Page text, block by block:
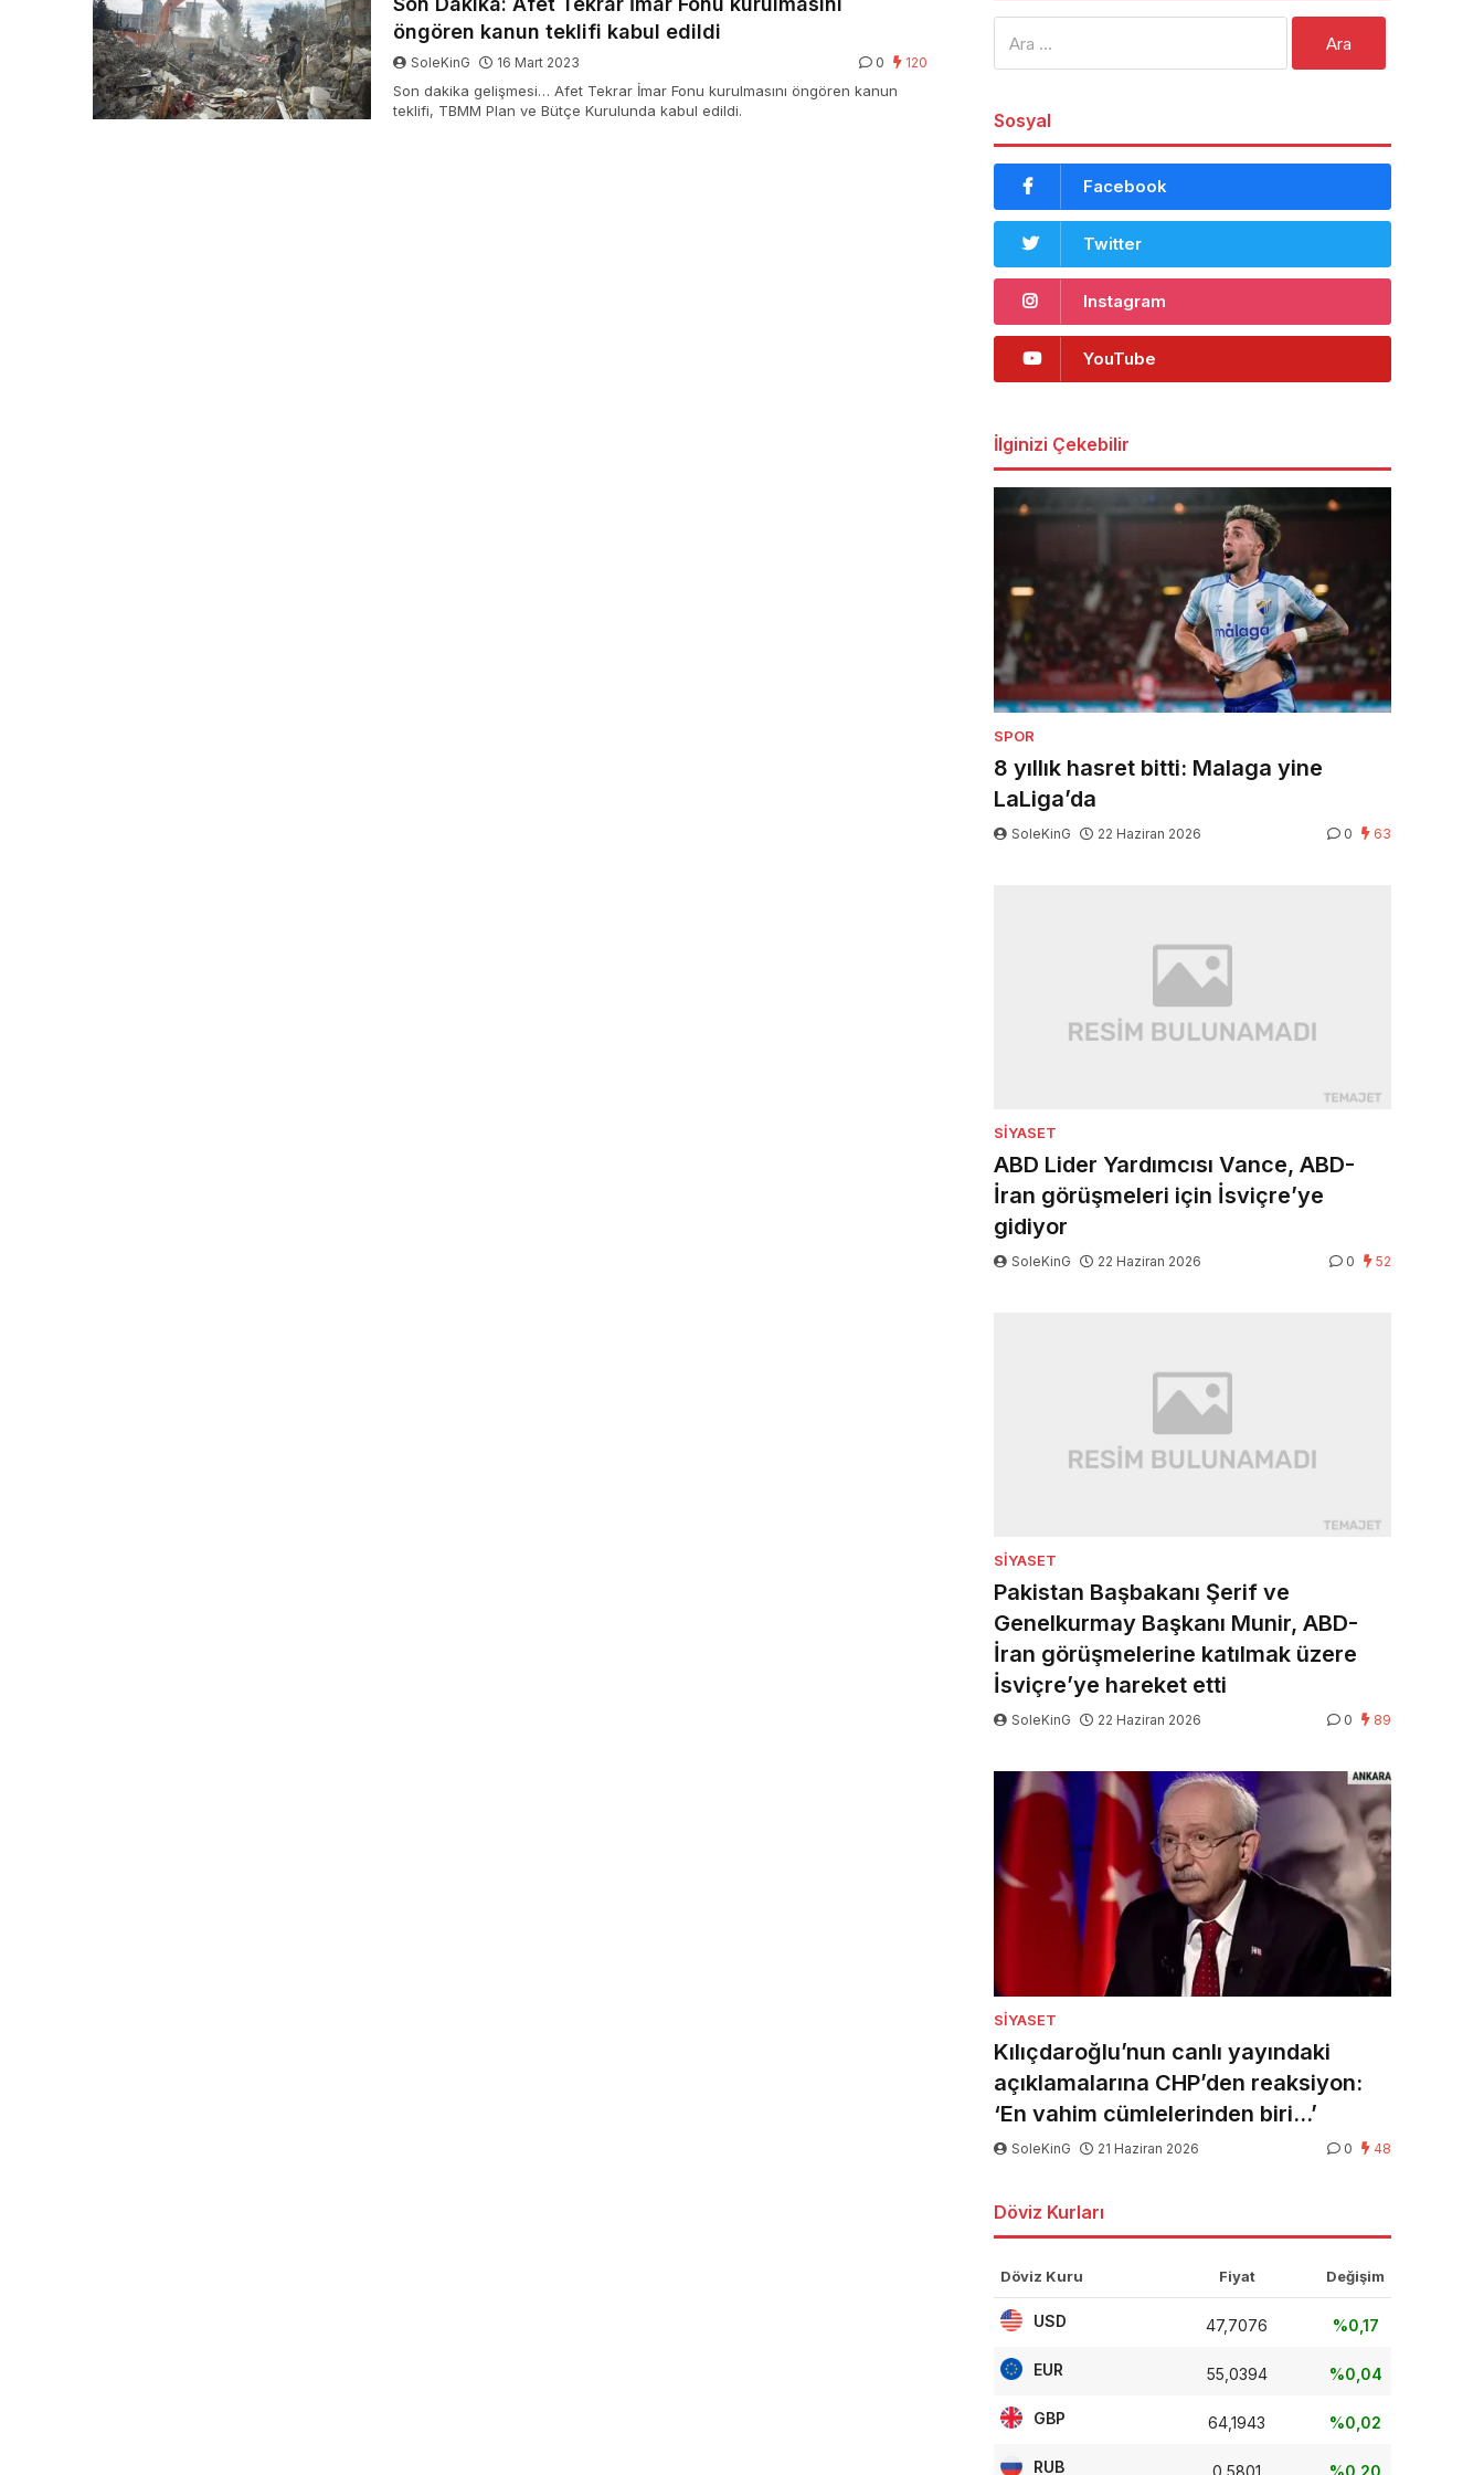
öngören kanun teklifi kabul edildi
SoleKinG 16 Mart 2023 0 120
Son dakika gelişmesi… Afet Tekrar İmar Fonu kurulmasını öngören kanun
teklifi, TBMM Plan ve Bütçe Kurulunda kabul edildi.
Sosyal
Facebook
Twitter
Instagram
YouTube
İlginizi Çekebilir
SPOR
8 yıllık hasret bitti: Malaga yine
LaLiga’da
SoleKinG 22 Haziran 2026 0 63
SIYASET
ABD Lider Yardımcısı Vance, ABD-
İran görüşmeleri için İsviçre’ye
gidiyor
SoleKinG 22 Haziran 2026 0 52
SIYASET
Pakistan Başbakanı Şerif ve
Genelkurmay Başkanı Munir, ABD-
İran görüşmelerine katılmak üzere
İsviçre’ye hareket etti
SoleKinG 22 Haziran 2026 0 89
SIYASET
Kılıçdaroğlu’nun canlı yayındaki
açıklamalarına CHP’den reaksiyon:
‘En vahim cümlelerinden biri…’
SoleKinG 21 Haziran 2026 0 48
Döviz Kurları
Döviz Kuru Fiyat Değişim
USD 47,7076 %0,17
EUR 55,0394 %0,04
GBP 64,1943 %0,02
RUB 0,5801 %0,20